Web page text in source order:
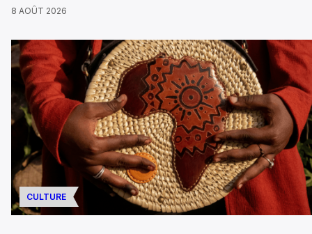
8 AOÛT 2026
CULTURE